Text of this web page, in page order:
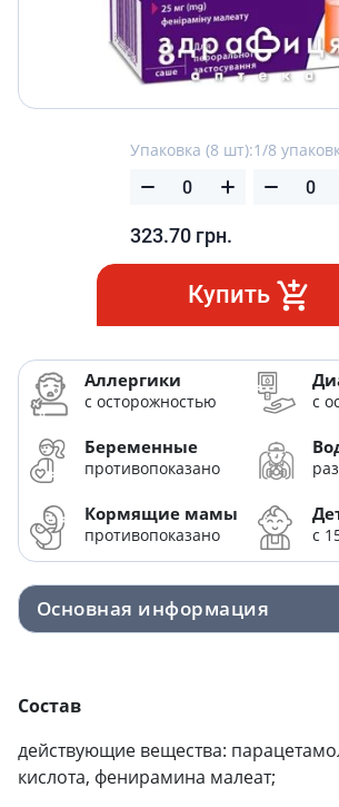
Упаковка (8 шт):
323.70 грн.
1/8
Купить
Аллергики
с осторожностью с
Беременные
противопоказано
Кормящие мамы
противопоказано с
Основная информация
Состав
действующие вещества:
кислота, фенирамина малеат;